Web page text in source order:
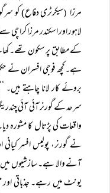
مرزا (سیکرٹری دفاع) کو
لاہور اور اسکندر مرزا کراچی
کے مطابق پر سکون تھے۔
ہے۔کچھ فوجی افسران نے
بروئے کار لانا چاہتے
سرحد کے گورنر آئی آئی
واقعات کی پڑتال کا مشورہ
نے گورنر، پولیس افسر
آنے والا ہے۔ سازشیوں
یونٹ میں رہے۔ جذباتی